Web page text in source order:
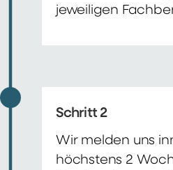
jeweiligen
Schritt 2
Wir melden uns
höchstens 2